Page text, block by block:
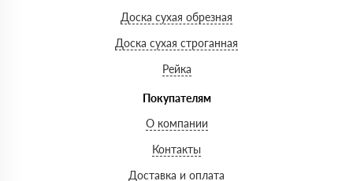
Доска сухая обрезная
Доска сухая строганная
Рейка
Покупателям
О компании
Контакты
Доставка и оплата